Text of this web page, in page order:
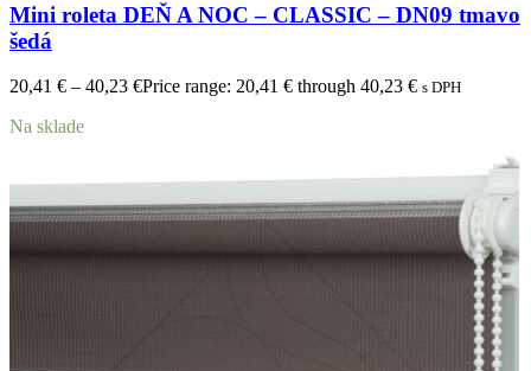
Mini roleta DEŇ A NOC – CLASSIC – DN09 tmavo
šedá
20,41 € – 40,23 €Price range: 20,41 € through 40,23 € s DPH
Na sklade